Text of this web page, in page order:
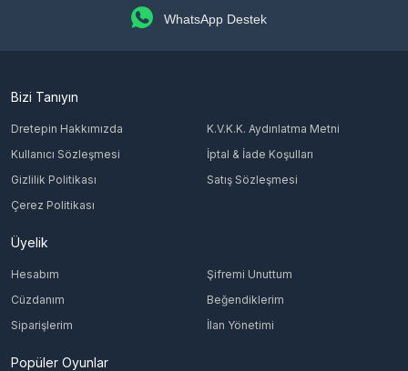
WhatsApp Destek
Bizi Tanıyın
Dretepin Hakkımızda
K.V.K.K. Aydınlatma Metni
Kullanıcı Sözleşmesi
İptal & İade Koşulları
Gizlilik Politikası
Satış Sözleşmesi
Çerez Politikası
Üyelik
Hesabım
Şifremi Unuttum
Cüzdanım
Beğendiklerim
Siparişlerim
İlan Yönetimi
Popüler Oyunlar